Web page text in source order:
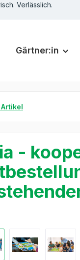
Verlässlich.
Gärtner:in
-